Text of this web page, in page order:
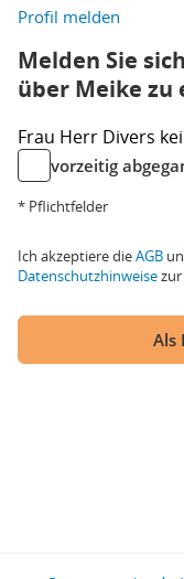
Profil melden
Melden Sie
über Meike zu
Frau Herr Divers
vorzeitig
* Pflichtfelder
Ich akzeptiere dieAGB
Datenschutzhinweise
Als